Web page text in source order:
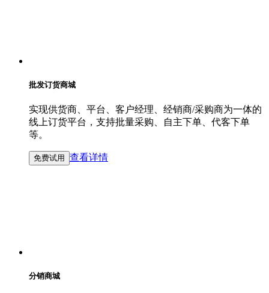
批发订货商城
实现供货商、平台、客户经理、经销商/采购商为一体的
线上订货平台，支持批量采购、自主下单、代客下单
等。
免费试用 查看详情
分销商城